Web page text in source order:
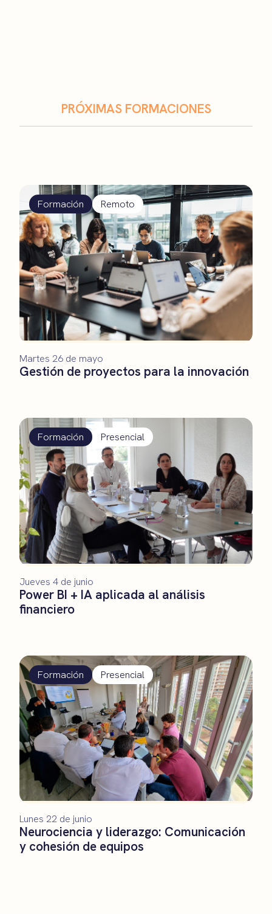
PRÓXIMAS FORMACIONES
Formación Remoto
Gestión de proyectos para la innovación
Martes 26 de mayo
Formación Presencial
Power BI + IA aplicada al análisis
financiero
Jueves 4 de junio
Formación Presencial
Neurociencia y liderazgo: Comunicación
y cohesión de equipos
Lunes 22 de junio